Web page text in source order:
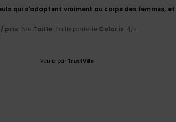
qui s'adaptent vraiment au corps des femmes,
prix: 5/5 Taille: Taille parfaite Coloris: 4/5
Vérifié par TrustVille